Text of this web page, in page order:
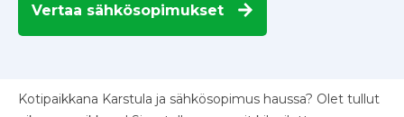
Vertaa sähkösopimukset
Kotipaikkana Karstula ja sähkösopimus haussa? Olet tullut